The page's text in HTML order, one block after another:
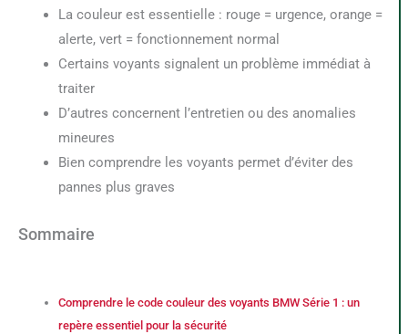
La couleur est essentielle : rouge = urgence, orange =
alerte, vert = fonctionnement normal
Certains voyants signalent un problème immédiat à
traiter
D’autres concernent l’entretien ou des anomalies
mineures
Bien comprendre les voyants permet d’éviter des
pannes plus graves
Sommaire
Comprendre le code couleur des voyants BMW Série 1 : un
repère essentiel pour la sécurité